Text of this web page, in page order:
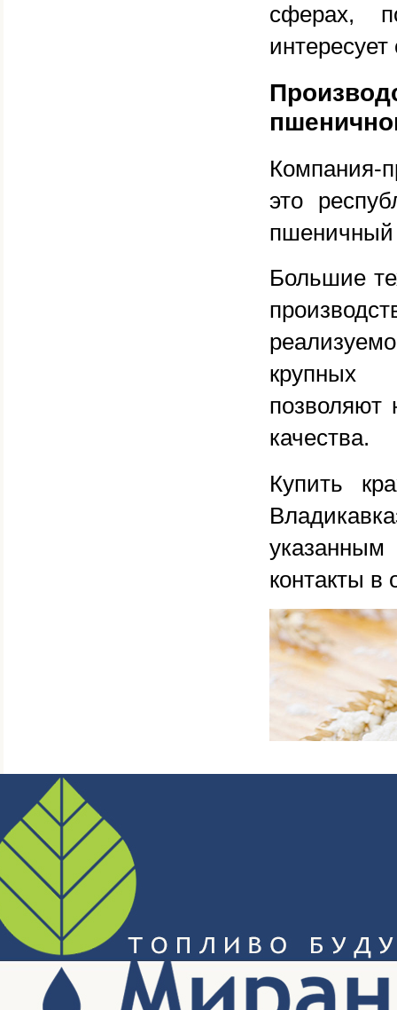
сферах,
Компания-
это
пшеничный
Большие
крупных
позволяют
качества.
Купить
контакты в